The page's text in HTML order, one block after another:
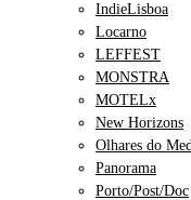
IndieLisboa
Locarno
LEFFEST
MONSTRA
MOTELx
New Horizons
Olhares do
Panorama
Porto/Post/Doc